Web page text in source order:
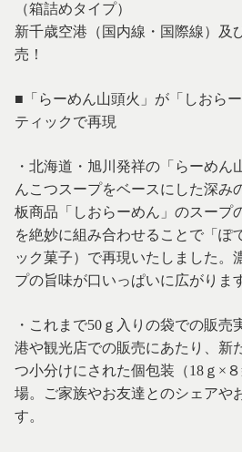
（箱詰めタイプ）
新千歳空港（国内線・国際線）及
売！
■「らーめん山頭火」が「しおら
ティックで再現
・北海道・旭川発祥の「らーめん
んこつスープをベースにした深み
板商品「しおらーめん」のスープ
を絶妙に組み合わせることで「ぽ
ック菓子）で再現いたしました。
プの旨味が口いっぱいに広がりま
・これまで50ｇ入りの袋での販売
港や観光店での販売にあたり、新
つ小分けにされた個包装（18ｇ×
場。ご家族やお友達とのシェアや
す。